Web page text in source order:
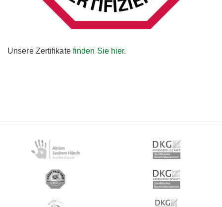
Unsere Zertifikate finden Sie hier.